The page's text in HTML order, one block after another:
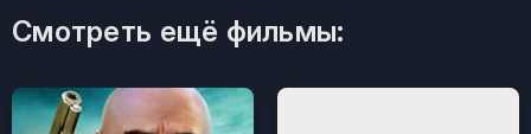
Смотреть ещё фильмы: